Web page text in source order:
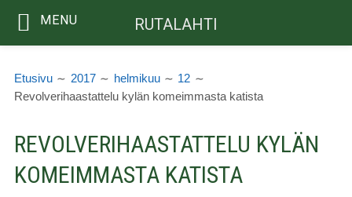
sisältöön
Etusivu 2017 helmikuu
12
Revolverihaastattelu kylän komeimmasta katista
REVOLVERIHAASTATTELU KYLÄN
KOMEIMMASTA KATISTA
MENU RUTALAHTI